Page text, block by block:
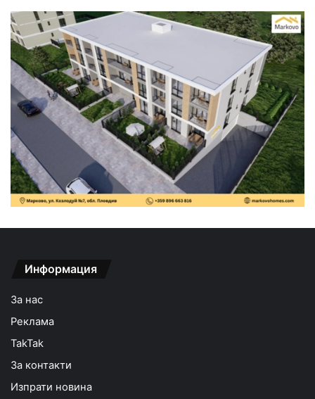
Информация
За нас
Реклама
TakTak
За контакти
Изпрати новина